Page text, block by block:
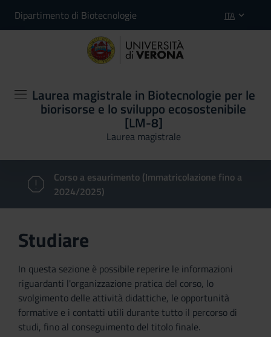
Dipartimento di Biotecnologie ITA
Laurea magistrale in Biotecnologie per le
biorisorse e lo sviluppo ecosostenibile
[LM-8]
Laurea magistrale
Corso a esaurimento (Immatricolazione fino a
2024/2025)
Studiare
In questa sezione è possibile reperire le informazioni
riguardanti l'organizzazione pratica del corso, lo
svolgimento delle attività didattiche, le opportunità
formative e i contatti utili durante tutto il percorso di
studi, fino al conseguimento del titolo finale.